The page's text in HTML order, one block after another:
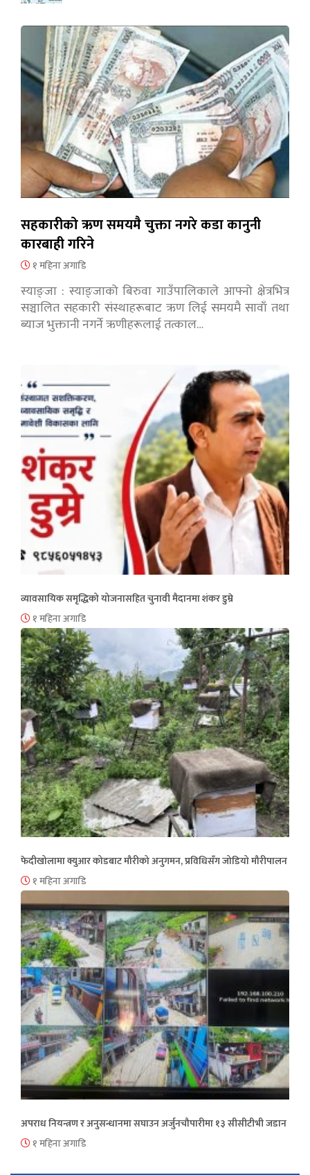
सहकारीको ऋण समयमै चुक्ता नगरे कडा कानुनी
कारबाही गरिने
१ महिना अगाडि
स्याङ्जा : स्याङ्जाको बिरुवा गाउँपालिकाले आफ्नो क्षेत्रभित्र
सञ्चालित सहकारी संस्थाहरूबाट ऋण लिई समयमै सावाँ तथा
ब्याज भुक्तानी नगर्ने ऋणीहरूलाई तत्काल…
व्यावसायिक समृद्धिको योजनासहित चुनावी मैदानमा शंकर डुम्रे
१ महिना अगाडि
फेदीखोलामा क्युआर कोडबाट मौरीको अनुगमन, प्रविधिसँग जोडियो मौरीपालन
१ महिना अगाडि
अपराध नियन्त्रण र अनुसन्धानमा सघाउन अर्जुनचौपारीमा १३ सीसीटीभी जडान
१ महिना अगाडि